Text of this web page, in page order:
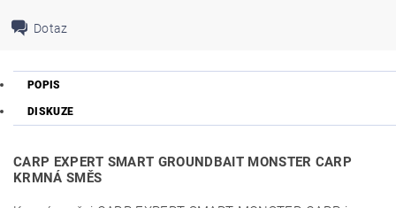
Dotaz
POPIS
DISKUZE
CARP EXPERT SMART GROUNDBAIT MONSTER CARP
KRMNÁ SMĚS